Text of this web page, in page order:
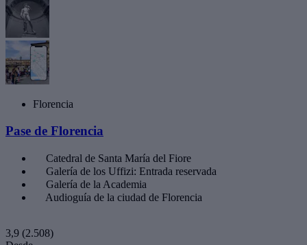
Florencia
Pase de Florencia
Catedral de Santa María del Fiore
Galería de los Uffizi: Entrada reservada
Galería de la Academia
Audioguía de la ciudad de Florencia
3,9 (2.508)